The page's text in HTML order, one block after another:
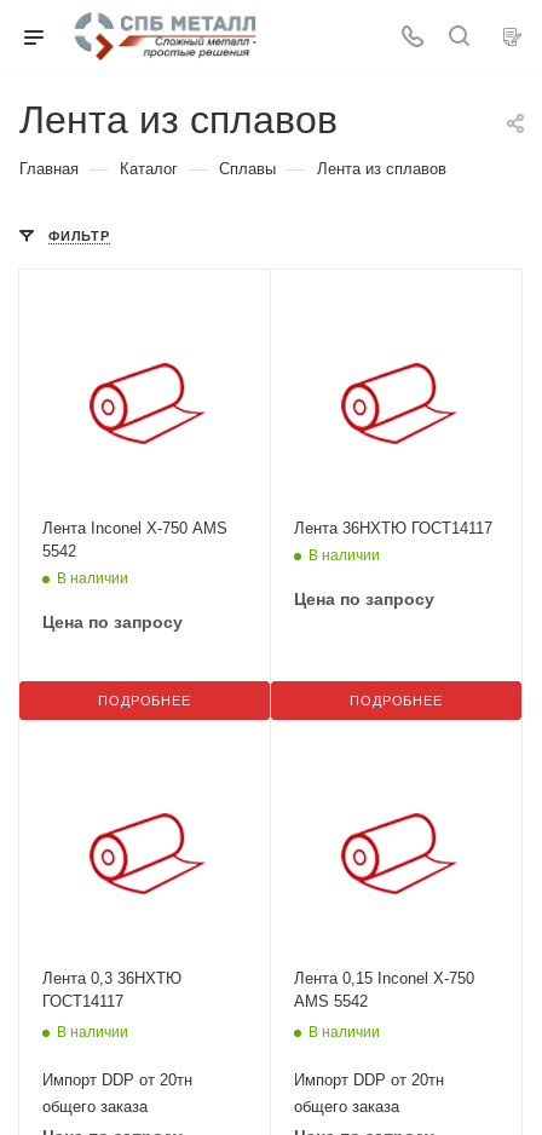
Лента из сплавов
Главная — Каталог — Сплавы — Лента из сплавов
ФИЛЬТР
Лента Inconel X-750 AMS
5542
В наличии
Цена по запросу
ПОДРОБНЕЕ
Лента 36НХТЮ ГОСТ14117
В наличии
Цена по запросу
ПОДРОБНЕЕ
Лента 0,3 36НХТЮ
ГОСТ14117
В наличии
Импорт DDP от 20тн
общего заказа
Лента 0,15 Inconel X-750
AMS 5542
В наличии
Импорт DDP от 20тн
общего заказа